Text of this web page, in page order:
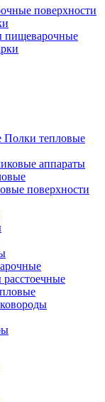
поверхности
пищеварочные
Полки тепловые
аппараты
поверхности